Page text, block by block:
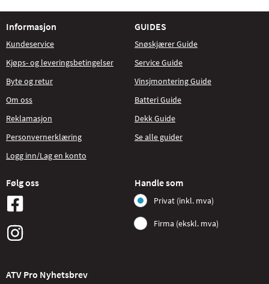
Informasjon
Kundeservice
Kjøps- og leveringsbetingelser
Byte og retur
Om oss
Reklamasjon
Personvernerklæring
Logg inn/Lag en konto
GUIDES
Snøskjærer Guide
Service Guide
Vinsjmontering Guide
Batteri Guide
Dekk Guide
Se alle guider
Følg oss Handle som
Privat (inkl. mva)
Firma (ekskl. mva)
ATV Pro Nyhetsbrev